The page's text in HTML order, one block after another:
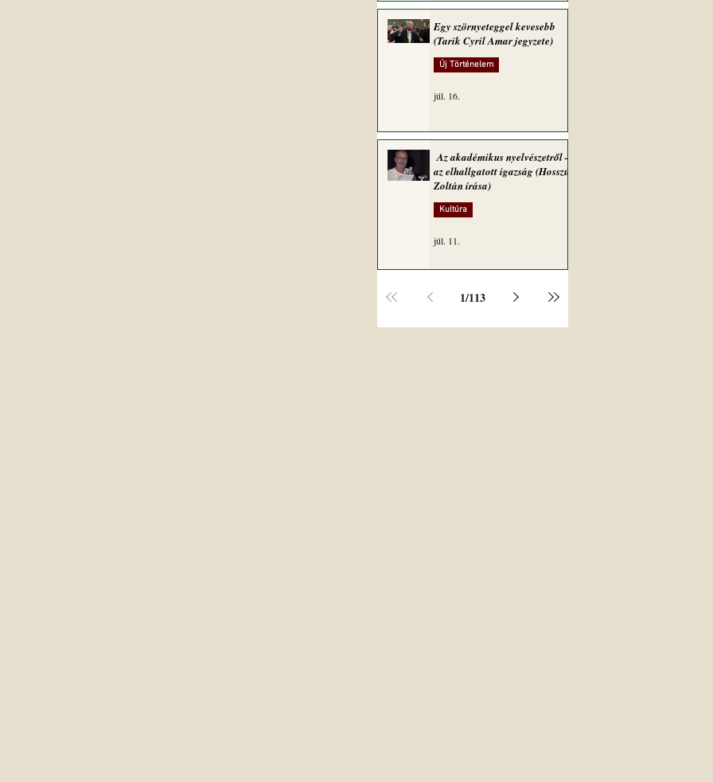
Egy szörnyeteggel kevesebb
(Tarik Cyril Amar jegyzete)
Új Történelem
júl. 16.
Az akadémikus nyelvészetről –
az elhallgatott igazság (Hosszú
Zoltán írása)
Kultúra
júl. 11.
1/113